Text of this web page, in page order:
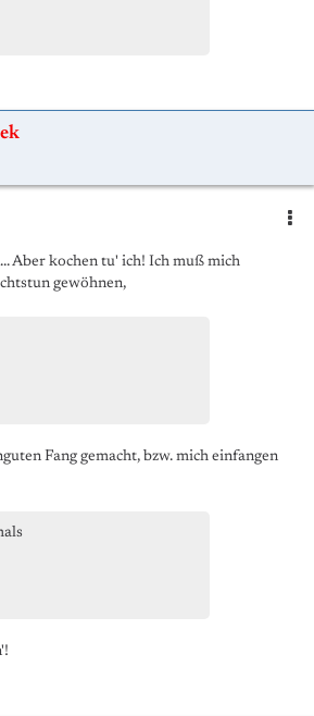
Aber kochen tu' ich! Ich muß mich
gewöhnen,
Fang gemacht, bzw. mich einfangen